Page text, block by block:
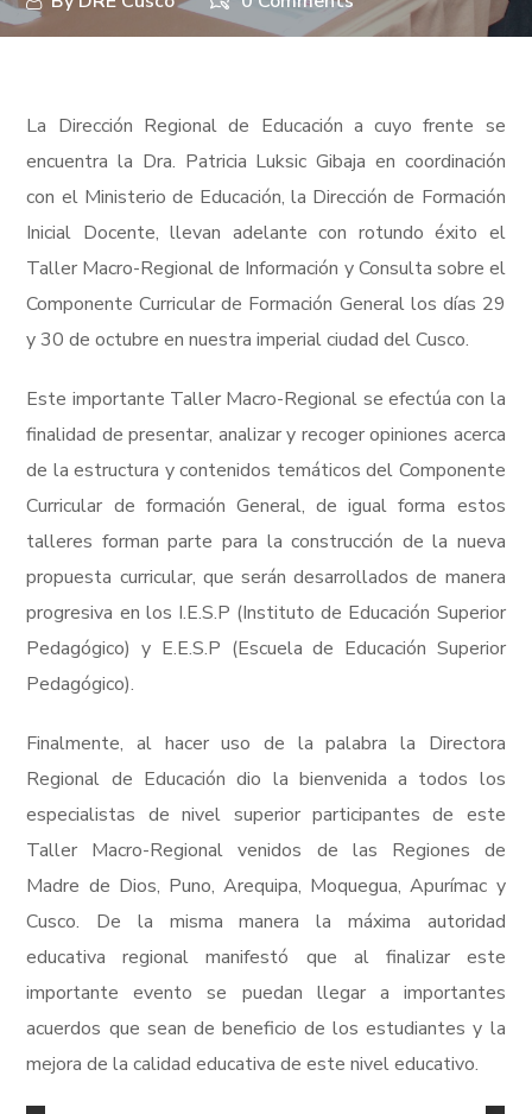
La Dirección Regional de Educación a cuyo frente se
encuentra la Dra. Patricia Luksic Gibaja en coordinación
con el Ministerio de Educación, la Dirección de Formación
Inicial Docente, llevan adelante con rotundo éxito el
Taller Macro-Regional de Información y Consulta sobre el
Componente Curricular de Formación General los días 29
y 30 de octubre en nuestra imperial ciudad del Cusco.
Este importante Taller Macro-Regional se efectúa con la
finalidad de presentar, analizar y recoger opiniones acerca
de la estructura y contenidos temáticos del Componente
Curricular de formación General, de igual forma estos
talleres forman parte para la construcción de la nueva
propuesta curricular, que serán desarrollados de manera
progresiva en los I.E.S.P (Instituto de Educación Superior
Pedagógico) y E.E.S.P (Escuela de Educación Superior
Pedagógico).
Finalmente, al hacer uso de la palabra la Directora
Regional de Educación dio la bienvenida a todos los
especialistas de nivel superior participantes de este
Taller Macro-Regional venidos de las Regiones de
Madre de Dios, Puno, Arequipa, Moquegua, Apurímac y
Cusco. De la misma manera la máxima autoridad
educativa regional manifestó que al finalizar este
importante evento se puedan llegar a importantes
acuerdos que sean de beneficio de los estudiantes y la
mejora de la calidad educativa de este nivel educativo.